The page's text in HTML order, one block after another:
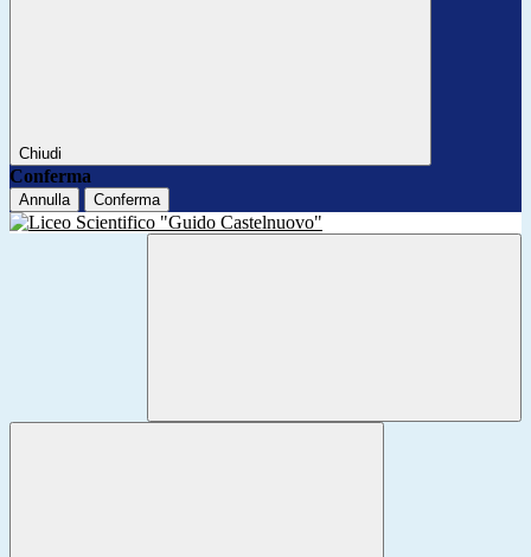
Chiudi
Conferma
Annulla Conferma